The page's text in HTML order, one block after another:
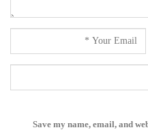
Save my name, email, and